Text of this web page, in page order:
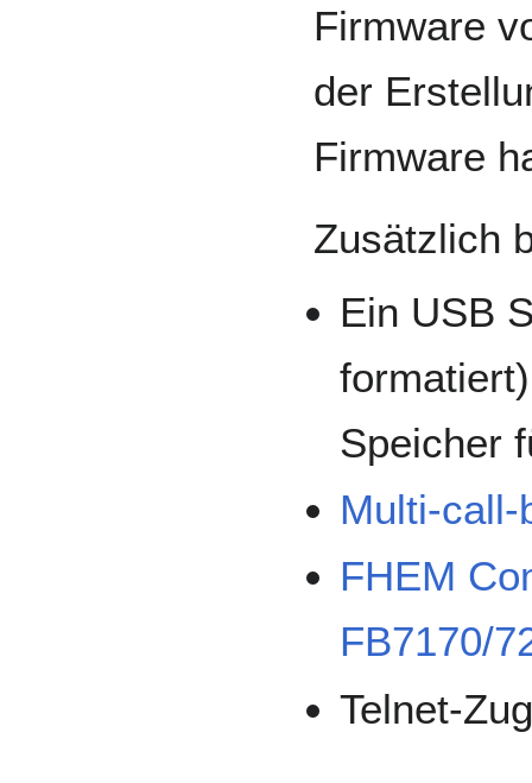
Firmware
der
Firmware
Zusätzlich
Ein USB
Speicher
Multi-call-
FHEM
FB7170/
Telnet-